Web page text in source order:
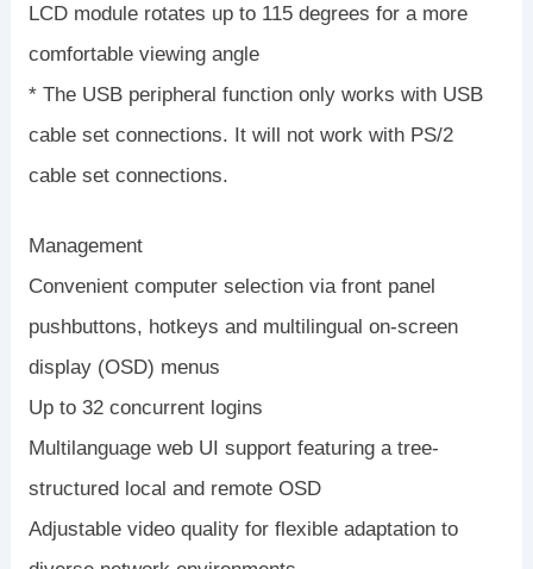
LCD module rotates up to 115 degrees for a more
comfortable viewing angle
* The USB peripheral function only works with USB
cable set connections. It will not work with PS/2
cable set connections.
Management
Convenient computer selection via front panel
pushbuttons, hotkeys and multilingual on-screen
display (OSD) menus
Up to 32 concurrent logins
Multilanguage web UI support featuring a tree-
structured local and remote OSD
Adjustable video quality for flexible adaptation to